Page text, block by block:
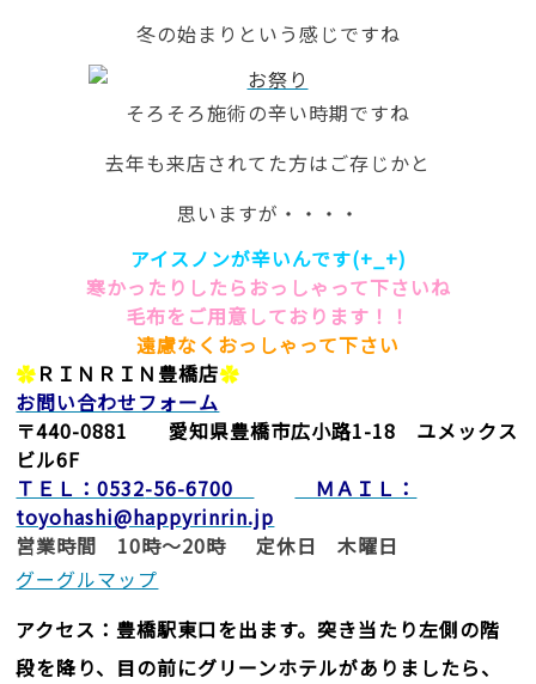
冬の始まりという感じですね
そろそろ施術の辛い時期ですね
去年も来店されてた方はご存じかと
思いますが・・・・
アイスノンが辛いんです(+_+)
寒かったりしたらおっしゃって下さいね
毛布をご用意しております！！
遠慮なくおっしゃって下さい
✿ＲＩＮＲＩＮ豊橋店✿
お問い合わせフォーム
〒440-0881 愛知県豊橋市広小路1-18 ユメックス
ビル6F
ＴＥＬ：0532-56-6700
ＭＡＩＬ：
toyohashi@happyrinrin.jp
営業時間 10時～20時 定休日 木曜日
グーグルマップ
アクセス：豊橋駅東口を出ます。突き当たり左側の階
段を降り、目の前にグリーンホテルがありましたら、